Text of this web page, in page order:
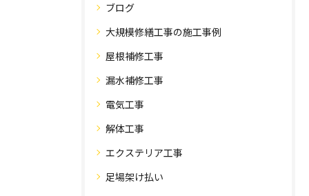
ブログ
大規模修繕工事の施工事例
屋根補修工事
漏水補修工事
電気工事
解体工事
エクステリア工事
足場架け払い